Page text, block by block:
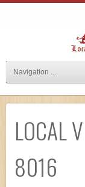
Navigation ...
LOCAL
8016